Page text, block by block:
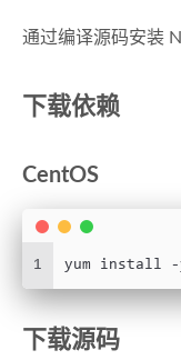
通过编译源码安装
下载依赖
CentOS
1 yum install -
下载源码